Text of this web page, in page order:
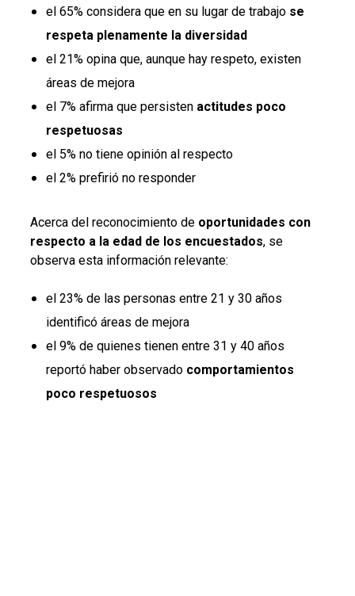
el 65% considera que en su lugar de trabajo se
respeta plenamente la diversidad
el 21% opina que, aunque hay respeto, existen
áreas de mejora
el 7% afirma que persisten actitudes poco
respetuosas
el 5% no tiene opinión al respecto
el 2% prefirió no responder
Acerca del reconocimiento de oportunidades con
respecto a la edad de los encuestados, se
observa esta información relevante:
el 23% de las personas entre 21 y 30 años
identificó áreas de mejora
el 9% de quienes tienen entre 31 y 40 años
reportó haber observado comportamientos
poco respetuosos